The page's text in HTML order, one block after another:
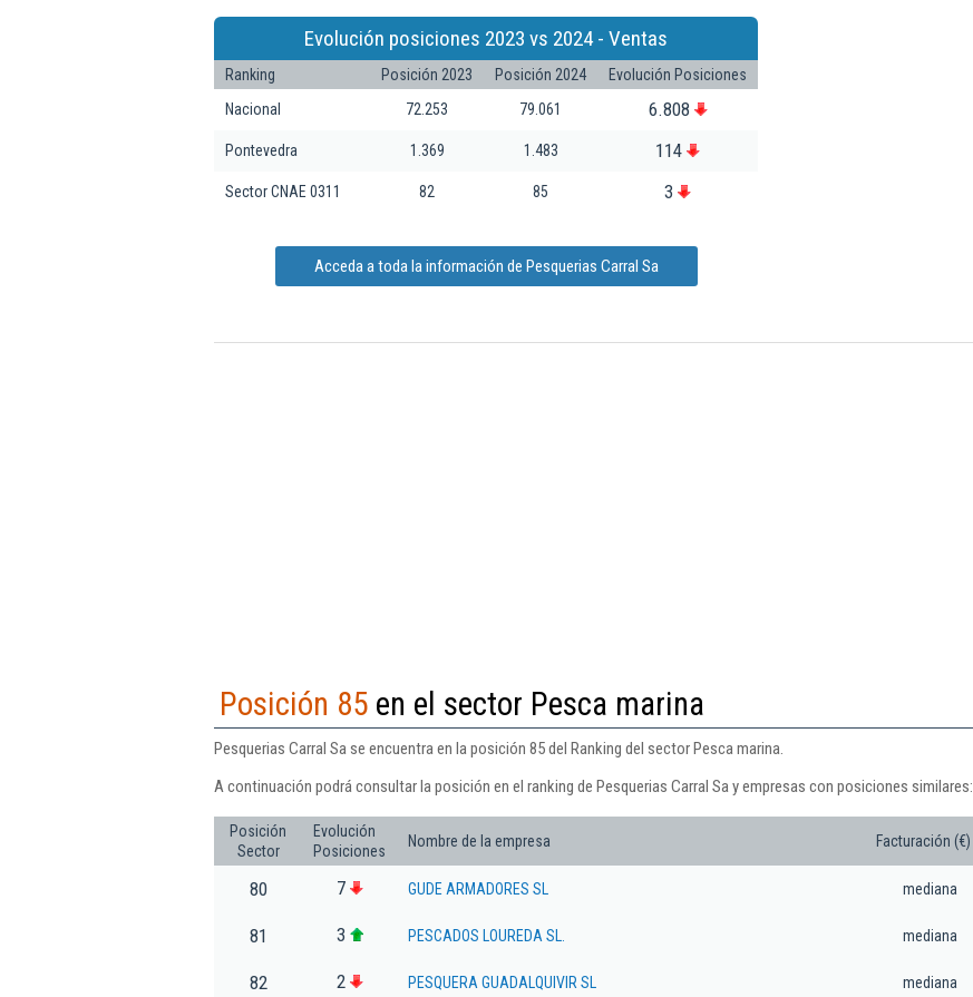
Evolución posiciones 2023 vs 2024 - Ventas
Ranking Posición 2023 Posición 2024
Evolución Posiciones
Nacional
72.253 79.061 6.808
Pontevedra 1.369 1.483 114
Sector CNAE 0311 82 85 3
Acceda a toda la información de Pesquerias Carral Sa
Posición 85 en el sector Pesca marina
Pesquerias Carral Sa se encuentra en la posición 85 del Ranking del sector Pesca marina.
A continuación podrá consultar la posición en el ranking de Pesquerias Carral Sa y empresas con posiciones similares:
Posición
Sector
Evolución
Posiciones
Nombre de la empresa Facturación (€)
80 7 GUDE ARMADORES SL mediana
81 3 PESCADOS LOUREDA SL. mediana
82 2 PESQUERA GUADALQUIVIR SL mediana